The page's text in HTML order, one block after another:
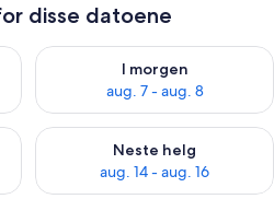
disse datoene
aug. 6 - aug. 7
I morgen
aug. 7 - aug. 8
Sjekk tilgjengelighet for i
helgen, aug. 7 - aug. 9
Neste helg
aug. 14 - aug. 16
Sjekk tilgjengelighet for neste